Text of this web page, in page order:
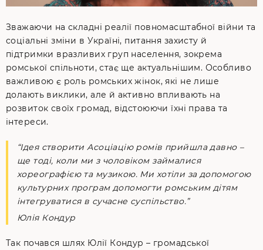
Зважаючи на складні реалії повномасштабної війни та
соціальні зміни в Україні, питання захисту й
підтримки вразливих груп населення, зокрема
ромської спільноти, стає ще актуальнішим. Особливо
важливою є роль ромських жінок, які не лише
долають виклики, але й активно впливають на
розвиток своїх громад, відстоюючи їхні права та
інтереси.
“Ідея створити Асоціацію ромів прийшла давно –
ще тоді, коли ми з чоловіком займалися
хореографією та музикою. Ми хотіли за допомогою
культурних програм допомогти ромським дітям
інтегруватися в сучасне суспільство.”
Юлія Кондур
Так почався шлях Юлії Кондур – громадської